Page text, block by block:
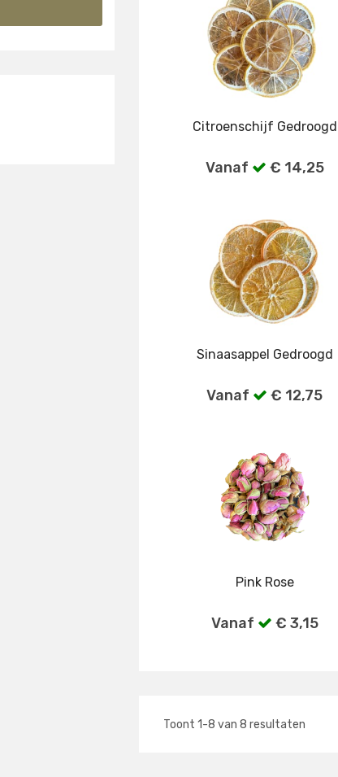
Citroenschijf Gedroogd
Vanaf € 14,25
Sinaasappel Gedroogd
Vanaf € 12,75
Pink Rose
Vanaf € 3,15
Toont 1-8 van 8 resultaten